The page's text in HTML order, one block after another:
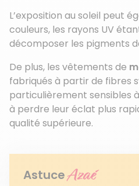
L’exposition au soleil peut
couleurs, les rayons UV
décomposer les pigments
De plus, les vêtements de
fabriqués à partir de fibres
particulièrement sensibles
à perdre leur éclat plus
qualité supérieure.
Astuce Azaé